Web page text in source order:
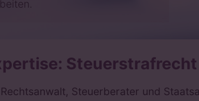
Steuerberater und